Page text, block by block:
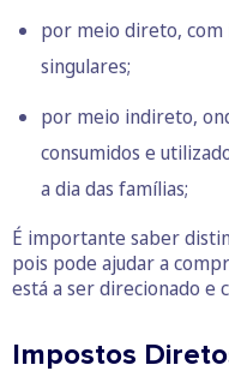
por meio direto, com
singulares;
por meio indireto,
consumidos e
a dia das famílias;
É importante saber
pois pode ajudar a
está a ser direcionado e
Impostos